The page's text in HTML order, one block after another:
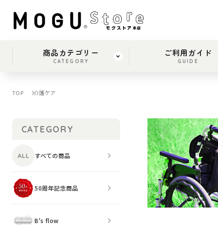
商品カテゴリー
CATEGORY
ご利用ガイド
GUIDE
TOP 介護ケア
CATEGORY
すべての商品
50周年記念商品
B's flow